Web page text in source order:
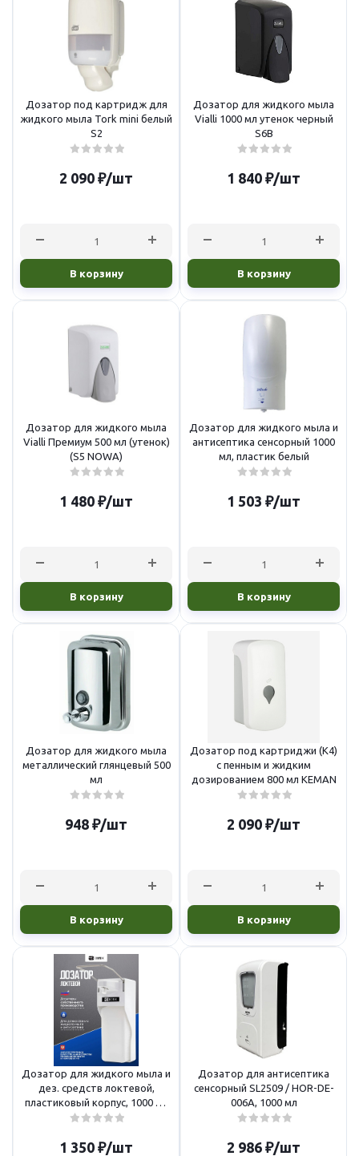
Дозатор под картридж для
жидкого мыла Tork mini белый
S2
2 090 ₽/шт
В корзину
Дозатор для жидкого мыла
Vialli 1000 мл утенок черный
S6В
1 840 ₽/шт
В корзину
Дозатор для жидкого мыла
Vialli Премиум 500 мл (утенок)
(S5 NOWA)
1 480 ₽/шт
В корзину
Дозатор для жидкого мыла и
антисептика сенсорный 1000
мл, пластик белый
1 503 ₽/шт
В корзину
Дозатор для жидкого мыла
металлический глянцевый 500
мл
948 ₽/шт
В корзину
Дозатор под картриджи (К4)
с пенным и жидким
дозированием 800 мл KEMAN
2 090 ₽/шт
В корзину
Дозатор для жидкого мыла и
дез. средств локтевой,
пластиковый корпус, 1000 мл
BIONIK эконом
1 350 ₽/шт
Дозатор для антисептика
сенсорный SL2509 / HOR-DE-
006A, 1000 мл
2 986 ₽/шт